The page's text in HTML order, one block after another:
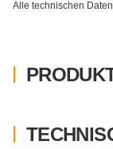
Alle technischen